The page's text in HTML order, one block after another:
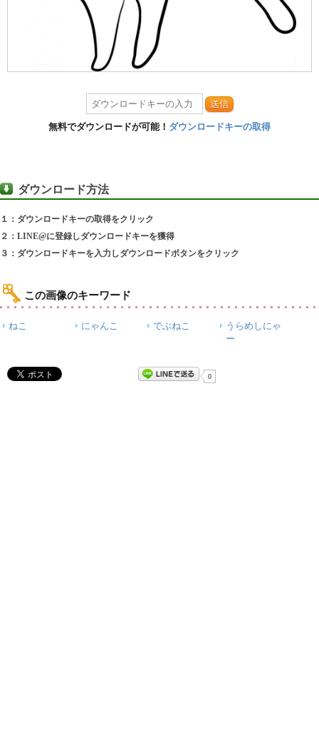
送信
無料でダウンロードが可能！ ダウンロードキーの取得
ダウンロード方法
１：ダウンロードキーの取得をクリック
２：LINE@に登録しダウンロードキーを獲得
３：ダウンロードキーを入力しダウンロードボタンをクリック
この画像のキーワード
ねこ にゃんこ でぶねこ
うらめしにゃ
ー
0